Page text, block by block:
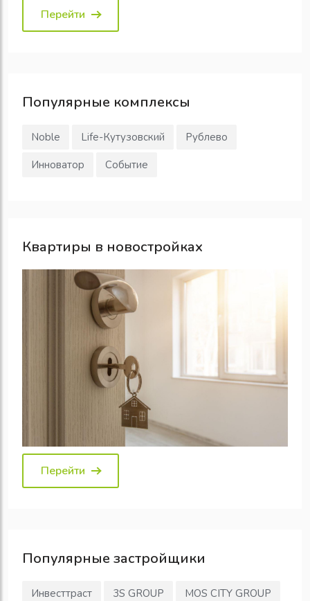
Перейти
Популярные комплексы
Noble Life-Кутузовский
Рублево
Инноватор
Событие
Квартиры в новостройках
Перейти
Популярные застройщики
Инвесттраст 3S GROUP
MOS CITY GROUP